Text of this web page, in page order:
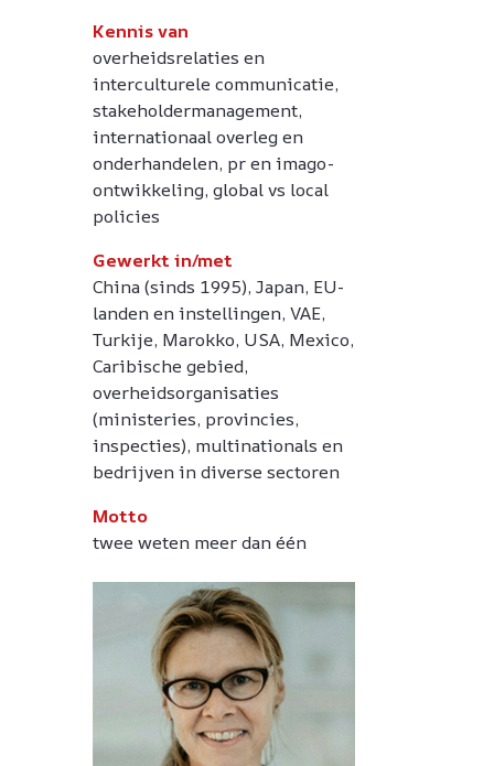
Kennis van
overheidsrelaties en
interculturele communicatie,
stakeholdermanagement,
internationaal overleg en
onderhandelen, pr en imago-
ontwikkeling, global vs local
policies
Gewerkt in/met
China (sinds 1995), Japan, EU-
landen en instellingen, VAE,
Turkije, Marokko, USA, Mexico,
Caribische gebied,
overheidsorganisaties
(ministeries, provincies,
inspecties), multinationals en
bedrijven in diverse sectoren
Motto
twee weten meer dan één